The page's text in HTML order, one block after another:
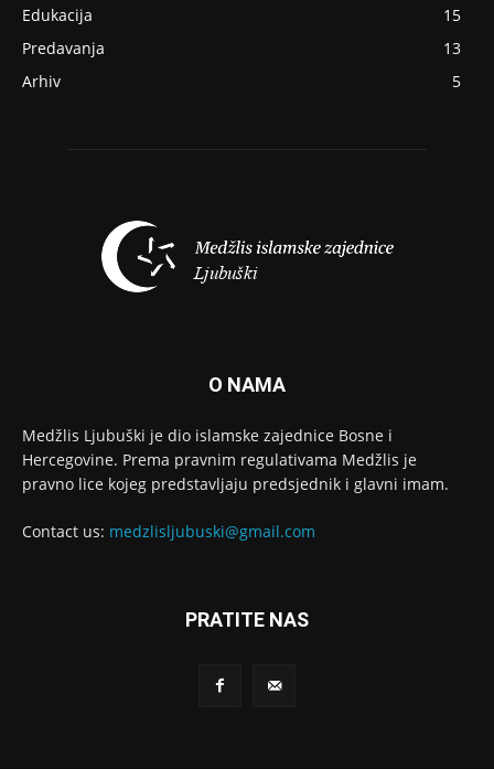
Edukacija
15
Predavanja
13
Arhiv
5
O NAMA
Medžlis Ljubuški je dio islamske zajednice Bosne i
Hercegovine. Prema pravnim regulativama Medžlis je
pravno lice kojeg predstavljaju predsjednik i glavni imam.
Contact us: medzlisljubuski@gmail.com
PRATITE NAS